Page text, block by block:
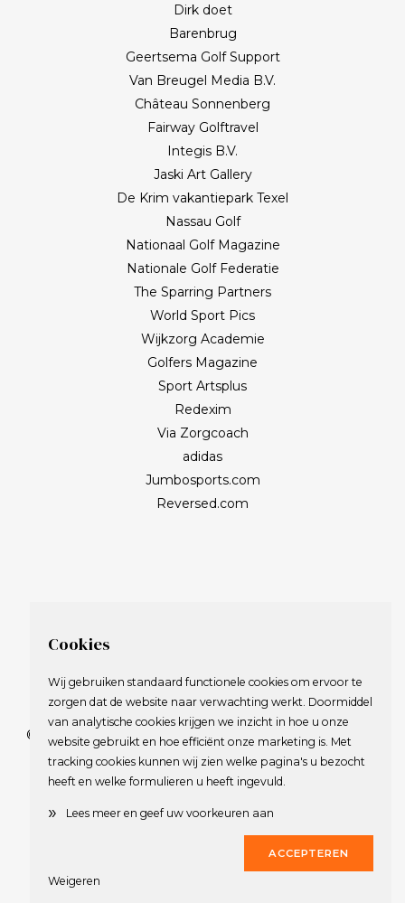
Dirk doet
Barenbrug
Geertsema Golf Support
Van Breugel Media B.V.
Château Sonnenberg
Fairway Golftravel
Integis B.V.
Jaski Art Gallery
De Krim vakantiepark Texel
Nassau Golf
Nationaal Golf Magazine
Nationale Golf Federatie
The Sparring Partners
World Sport Pics
Wijkzorg Academie
Golfers Magazine
Sport Artsplus
Redexim
Via Zorgcoach
adidas
Jumbosports.com
Reversed.com
© 2009-2023 Nederlandse Vereniging van Golfspelende
Journalisten.
Alle rechten voorbehouden.
Privacy Statement
Deze website werd gerealiseerd doorDirk
Cookies
Wij gebruiken standaard functionele cookies om ervoor te
zorgen dat de website naar verwachting werkt. Doormiddel
van analytische cookies krijgen we inzicht in hoe u onze
website gebruikt en hoe efficiënt onze marketing is. Met
tracking cookies kunnen wij zien welke pagina's u bezocht
heeft en welke formulieren u heeft ingevuld.
» Lees meer en geef uw voorkeuren aan
ACCEPTEREN
Weigeren